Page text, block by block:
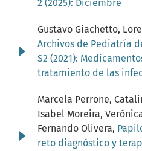
2 (2025): Diciembre
Gustavo Giachetto,
Archivos de Pediatría
S2 (2021):
tratamiento de las
Marcela Perrone,
Isabel Moreira,
Fernando Olivera,
reto diagnóstico y